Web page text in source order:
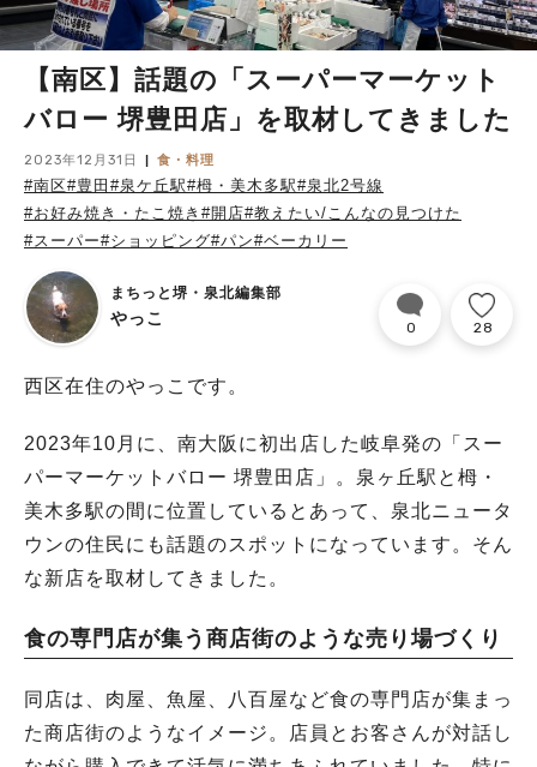
【南区】話題の「スーパーマーケット
バロー 堺豊田店」を取材してきました
2023年12月31日 食・料理
#南区#豊田 #泉ケ丘駅#栂・美木多駅#泉北2号線
#お好み焼き・たこ焼き #開店#教えたい/こんなの見つけた
#スーパー#ショッピング#パン#ベーカリー
まちっと堺・泉北編集部
やっこ 0 28
西区在住のやっこです。
2023年10月に、南大阪に初出店した岐阜発の「スー
パーマーケットバロー 堺豊田店」。泉ヶ丘駅と栂・
美木多駅の間に位置しているとあって、泉北ニュータ
ウンの住民にも話題のスポットになっています。そん
な新店を取材してきました。
食の専門店が集う商店街のような売り場づくり
同店は、肉屋、魚屋、八百屋など食の専門店が集まっ
た商店街のようなイメージ。店員とお客さんが対話し